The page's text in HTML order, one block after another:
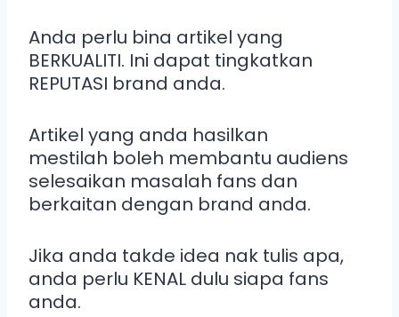
Anda perlu bina artikel yang
BERKUALITI. Ini dapat tingkatkan
REPUTASI brand anda.
Artikel yang anda hasilkan
mestilah boleh membantu audiens
selesaikan masalah fans dan
berkaitan dengan brand anda.
Jika anda takde idea nak tulis apa,
anda perlu KENAL dulu siapa fans
anda.